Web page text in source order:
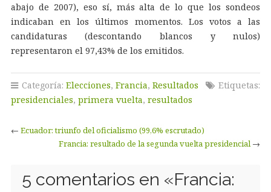
abajo de 2007), eso sí, más alta de lo que los sondeos
indicaban en los últimos momentos. Los votos a las
candidaturas (descontando blancos y nulos)
representaron el 97,43% de los emitidos.
Categoría: Elecciones, Francia, Resultados
Etiquetas:
presidenciales, primera vuelta, resultados
← Ecuador: triunfo del oficialismo (99,6% escrutado)
Francia: resultado de la segunda vuelta presidencial→
5 comentarios en «Francia: